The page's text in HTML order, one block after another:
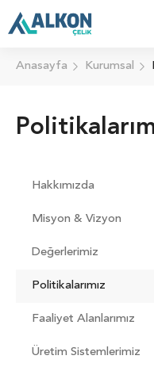
Anasayfa Kurumsal
Hakkımızda
Misyon & Vizyon
Değerlerimiz
Politikalarımız
Faaliyet Alanlarımız
Üretim Sistemlerimiz